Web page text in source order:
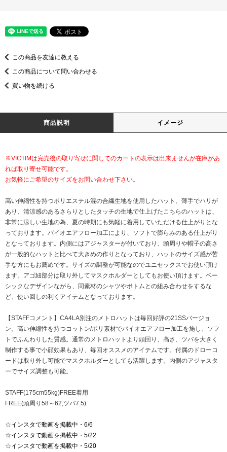
この商品を友達に教える
この商品について問い合わせる
買い物を続ける
商品説明 イメージ
※VICTIMは完売後の取り寄せに関してのカートの表示は出来ませんが在庫があ
れば取り寄せ可能です。
お気軽にご希望のサイズをお問い合わせ下さい。
高い伸縮性を持つポリエステル混の合繊生地を使用したハット。薄手でハリが
あり、清涼感のあるさらりとしたタッチの生地で仕上げたこちらのハットは、
非常に涼しい生地の為、夏の時期にも気軽に着用していただける仕上がりとな
っております。バイオエアフロー加工により、ソフトで膨らみのある仕上がり
となっております。内側にはアジャスターが付いており、頭周りや帽子の高さ
が一般的なハットと比べて大きめの作りとなっており、ハットのサイズ感が苦
手な方にもお薦めです。サイズの調整が可能なのでユニセックスでお使い頂け
ます。アゴ紐部分は取り外してマスクホルダーとしてもお使い頂けます。ベー
シックなデザインながら、同素材のシャツやボトムとの組み合わせをするな
ど、使い回しの利くアイテムとなっております。
【STAFFコメント】CA4LA別注のメトロハットは毎回好評の21SSバージョ
ン。高い伸縮性を持つコットン/ポリ素材でバイオエアフロー加工を施し、ソフ
トでふんわりした質感。通常のメトロハットより頭回り、高さ、ツバを大きく
制作する事で小顔効果もあり、毎回オススメのアイテムです。付属のドローコ
ードは取り外し可能でマスクホルダーとしても活躍します。内側のアジャスタ
ーでサイズ調整も可能。
STAFF(175cm55kg)FREE着用
FREE(頭周り58～62,ツバ7.5)
☆インスタで動画を掲載中・6/6
☆インスタで動画を掲載中・5/22
☆インスタで動画を掲載中・5/20